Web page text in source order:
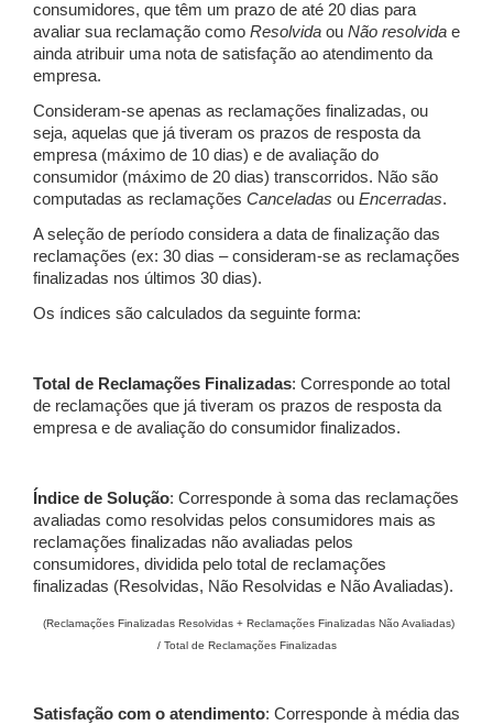
consumidores, que têm um prazo de até 20 dias para
avaliar sua reclamação como Resolvida ou Não resolvida e
ainda atribuir uma nota de satisfação ao atendimento da
empresa.
Consideram-se apenas as reclamações finalizadas, ou
seja, aquelas que já tiveram os prazos de resposta da
empresa (máximo de 10 dias) e de avaliação do
consumidor (máximo de 20 dias) transcorridos. Não são
computadas as reclamações Canceladas ou Encerradas.
A seleção de período considera a data de finalização das
reclamações (ex: 30 dias – consideram-se as reclamações
finalizadas nos últimos 30 dias).
Os índices são calculados da seguinte forma:
Total de Reclamações Finalizadas: Corresponde ao total
de reclamações que já tiveram os prazos de resposta da
empresa e de avaliação do consumidor finalizados.
Índice de Solução: Corresponde à soma das reclamações
avaliadas como resolvidas pelos consumidores mais as
reclamações finalizadas não avaliadas pelos
consumidores, dividida pelo total de reclamações
finalizadas (Resolvidas, Não Resolvidas e Não Avaliadas).
(Reclamações Finalizadas Resolvidas + Reclamações Finalizadas Não Avaliadas)
/ Total de Reclamações Finalizadas
Satisfação com o atendimento: Corresponde à média das